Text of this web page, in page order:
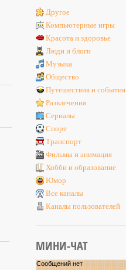
Другое
Компьютерные игры
Красота и здоровье
Люди и блоги
Музыка
Общество
Путешествия и события
Развлечения
Сериалы
Спорт
Транспорт
Фильмы и анимация
Хобби и образование
Юмор
Все каналы
Каналы пользователей
МИНИ-ЧАТ